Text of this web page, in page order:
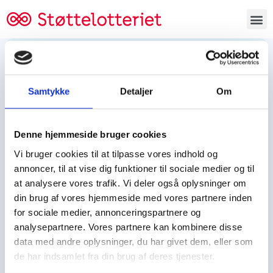
Samtykke Detaljer Om
Denne hjemmeside bruger cookies
Vi bruger cookies til at tilpasse vores indhold og
annoncer, til at vise dig funktioner til sociale medier og til
at analysere vores trafik. Vi deler også oplysninger om
din brug af vores hjemmeside med vores partnere inden
for sociale medier, annonceringspartnere og
analysepartnere. Vores partnere kan kombinere disse
data med andre oplysninger, du har givet dem, eller som
de har indsamlet fra din brug af deres tjenester.
Tjen penge og støt
Tjen penge til:
Spejdere/spejdergruppen/FDF’ere, m.fl.
Kontor
Tjenpengeogstoet.dk
Ejby Industrivej 91
DK – 2600 Glostrup
CVR: 19347508